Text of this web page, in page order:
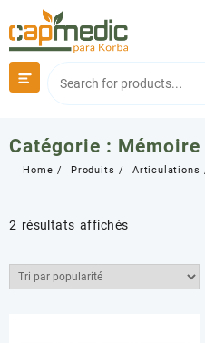
to
content
Catégorie :
Home Produits Articulations
2 résultats affichésTrié
popularité